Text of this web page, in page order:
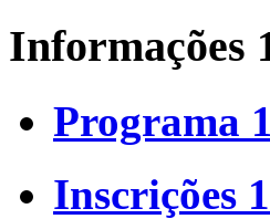
Informações
Programa
Inscrições